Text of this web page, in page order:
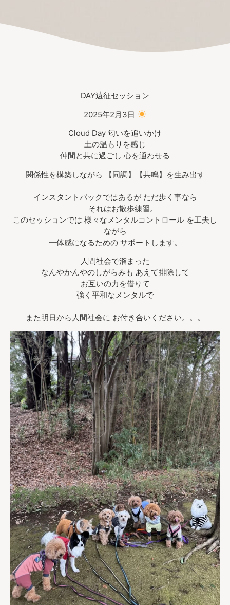
DAY遠征セッション
2025年2月3日
Cloud Day 匂いを追いかけ
土の温もりを感じ
仲間と共に過ごし 心を通わせる
関係性を構築しながら 【同調】【共鳴】を生み出す
インスタントパックではあるが ただ歩く事なら
それはお散歩練習。
このセッションでは 様々なメンタルコントロール を工夫し
ながら
一体感になるための サポートします。
人間社会で溜まった
なんやかんやのしがらみも あえて排除して
お互いの力を借りて
強く平和なメンタルで
また明日から人間社会に お付き合いください。。。